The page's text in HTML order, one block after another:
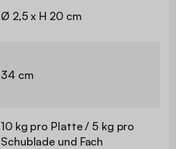
Ø 2,5 x H 20 cm
34 cm
10 kg pro Platte / 5 kg pro
Schublade und Fach